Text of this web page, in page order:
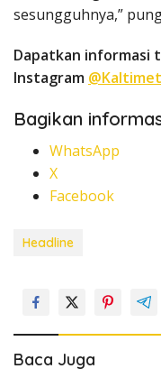
sesungguhnya,”
Dapatkan informasi
Instagram
Bagikan
WhatsApp
X
Facebook
Headline
Baca Juga